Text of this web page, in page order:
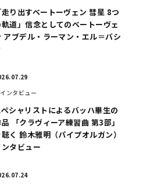
走り出すベートーヴェン 彗星 8つ
軌道」信念としてのベートーヴェ
アブデル・ラーマン・エル＝バシ
インタビュー
ペシャリストによるバッハ畢生の
「クラヴィーア練習曲 第3部」
く 鈴木雅明（パイプオルガン）
ンタビュー